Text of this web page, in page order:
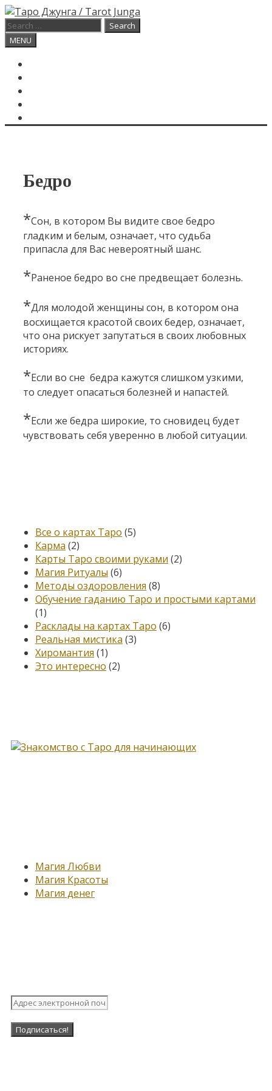
Skip
to
content
Search
for:
Search
MENU
Бедро
*Сон, в котором Вы видите свое бедро
гладким и белым, означает, что судьба
припасла для Вас невероятный шанс.
*Раненое бедро во сне предвещает болезнь.
*Для молодой женщины сон, в котором она
восхищается красотой своих бедер, означает,
что она рискует запутаться в своих любовных
историях.
*Если во сне бедра кажутся слишком узкими,
то следует опасаться болезней и напастей.
*Если же бедра широкие, то сновидец будет
чувствовать себя уверенно в любой ситуации.
Все о картах Таро (5)
Карма (2)
Карты Таро своими руками (2)
Магия Ритуалы (6)
Методы оздоровления (8)
Обучение гаданию Таро и простыми картами
(1)
Расклады на картах Таро (6)
Реальная мистика (3)
Хиромантия (1)
Это интересно (2)
Магия Любви
Магия Красоты
Магия денег